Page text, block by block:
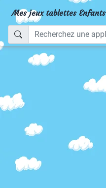
Mes jeux tablettes Enfants